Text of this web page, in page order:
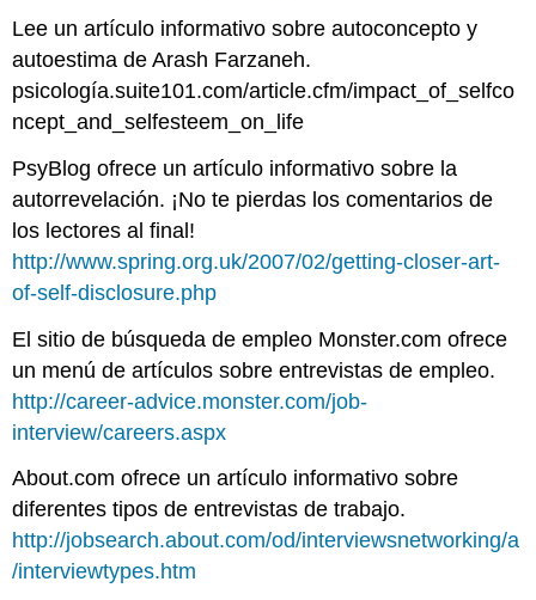
Lee un artículo informativo sobre autoconcepto y
autoestima de Arash Farzaneh.
psicología.suite101.com/article.cfm/impact_of_selfco
ncept_and_selfesteem_on_life
PsyBlog ofrece un artículo informativo sobre la
autorrevelación. ¡No te pierdas los comentarios de
los lectores al final!
http://www.spring.org.uk/2007/02/getting-closer-art-
of-self-disclosure.php
El sitio de búsqueda de empleo Monster.com ofrece
un menú de artículos sobre entrevistas de empleo.
http://career-advice.monster.com/job-
interview/careers.aspx
About.com ofrece un artículo informativo sobre
diferentes tipos de entrevistas de trabajo.
http://jobsearch.about.com/od/interviewsnetworking/a
/interviewtypes.htm